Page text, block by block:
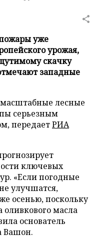
уже
урожая,
скачку
западные
лесные
серьезным
передаетРИА
ключевых
«Если погодные
улучшатся,
осенью, поскольку
масла
основатель
Вашон.